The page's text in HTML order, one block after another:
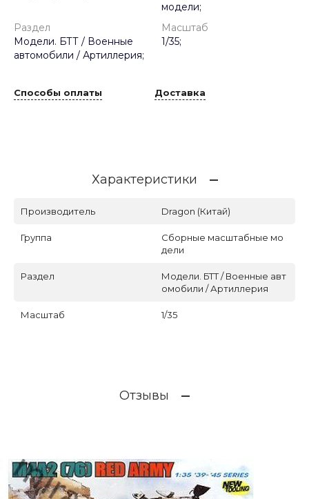
модели;
Раздел
Модели. БТТ / Военные
автомобили / Артиллерия;
Масштаб
1/35;
Способы оплаты Доставка
Характеристики
Производитель Dragon (Китай)
Группа
Сборные масштабные мо
дели
Раздел
Модели. БТТ / Военные авт
омобили / Артиллерия
Масштаб 1/35
Отзывы